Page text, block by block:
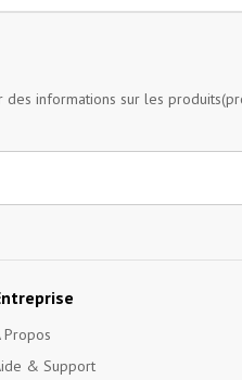
informations sur les
Propos
& Support